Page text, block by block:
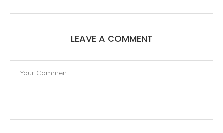
LEAVE A COMMENT